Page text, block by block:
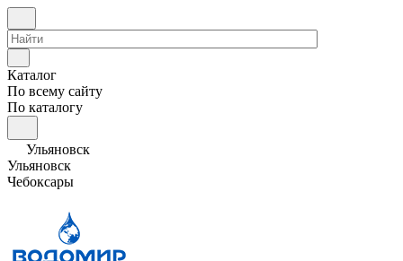
Каталог
По всему сайту
По каталогу
Ульяновск
Ульяновск
Чебоксары